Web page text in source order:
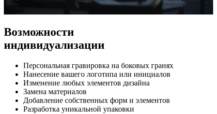
Возможности
индивидуализации
Персональная гравировка на боковых гранях
Нанесение вашего логотипа или инициалов
Изменение любых элементов дизайна
Замена материалов
Добавление собственных форм и элементов
Разработка уникальной упаковки